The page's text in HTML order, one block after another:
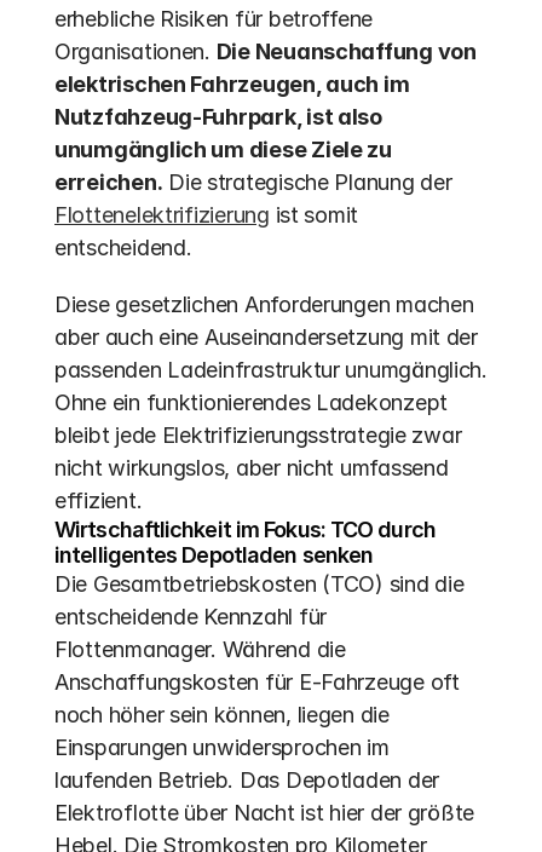
erhebliche Risiken für betroffene
Organisationen. Die Neuanschaffung von
elektrischen Fahrzeugen, auch im
Nutzfahzeug-Fuhrpark, ist also
unumgänglich um diese Ziele zu
erreichen.
Die strategische Planung der
Flottenelektrifizierung ist somit
entscheidend.
Diese gesetzlichen Anforderungen machen
aber auch eine Auseinandersetzung mit der
passenden Ladeinfrastruktur unumgänglich.
Ohne ein funktionierendes Ladekonzept
bleibt jede Elektrifizierungsstrategie zwar
nicht wirkungslos, aber nicht umfassend
effizient.
Wirtschaftlichkeit im Fokus: TCO durch
intelligentes Depotladen senken
Die Gesamtbetriebskosten (TCO) sind die
entscheidende Kennzahl für
Flottenmanager. Während die
Anschaffungskosten für E-Fahrzeuge oft
noch höher sein können, liegen die
Einsparungen unwidersprochen im
laufenden Betrieb. Das Depotladen der
Elektroflotte über Nacht ist hier der größte
Hebel. Die Stromkosten pro Kilometer